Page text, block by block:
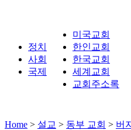
정치
사회
국제
미국교회
한인교회
한국교회
세계교회
교회주소록
Home > 설교 > 동부 교회 > 버